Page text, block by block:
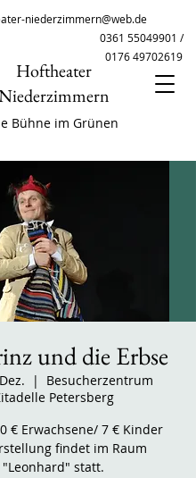
niederzimmern@web.de
Hoftheater
0361 55049901 /
0176 49702619
Bühne im Grünen
und die Erbse
  |
Besucherzentrum
Petersberg
€ Erwachsene/ 7 € Kinder
findet im Raum
"Leonhard" statt.